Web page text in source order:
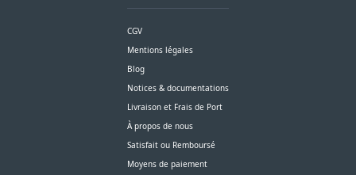
CGV
Mentions légales
Blog
Notices & documentations
Livraison et Frais de Port
À propos de nous
Satisfait ou Remboursé
Moyens de paiement